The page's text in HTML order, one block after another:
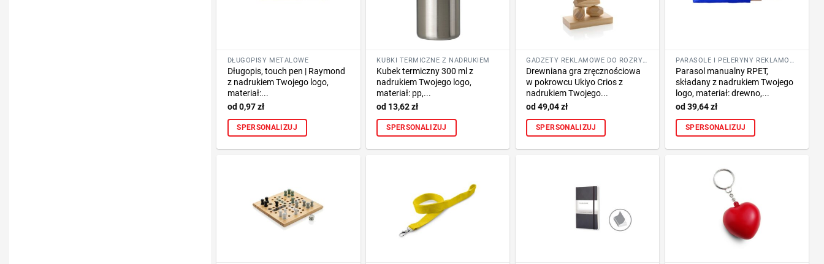
DŁUGOPISY METALOWE
Długopis, touch pen | Raymond
z nadrukiem Twojego logo,
materiał:...
0,97zł
SPERSONALIZUJ
KUBKI TERMICZNE Z NADRUKIEM
Kubek termiczny 300 ml z
nadrukiem Twojego logo,
materiał: pp,...
13,62zł
SPERSONALIZUJ
GADŻETY REKLAMOWE DO ROZRYWKI I SZKOŁY
Drewniana gra zręcznościowa
w pokrowcu Ukiyo Crios z
nadrukiem Twojego...
49,04zł
SPERSONALIZUJ
PARASOLE I PELERYNY REKLAMOWE Z NADRUKIEM LOGO
Parasol manualny RPET,
składany z nadrukiem Twojego
logo, materiał: drewno,...
39,64zł
SPERSONALIZUJ